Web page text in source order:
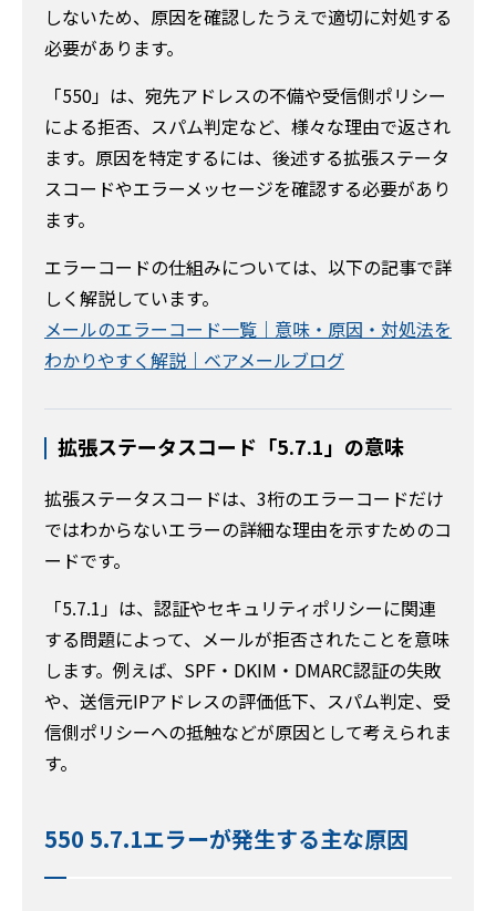
しないため、原因を確認したうえで適切に対処する
必要があります。
「550」は、宛先アドレスの不備や受信側ポリシー
による拒否、スパム判定など、様々な理由で返され
ます。原因を特定するには、後述する拡張ステータ
スコードやエラーメッセージを確認する必要があり
ます。
エラーコードの仕組みについては、以下の記事で詳
しく解説しています。
メールのエラーコード一覧｜意味・原因・対処法を
わかりやすく解説｜ベアメールブログ
拡張ステータスコード「5.7.1」の意味
拡張ステータスコードは、3桁のエラーコードだけ
ではわからないエラーの詳細な理由を示すためのコ
ードです。
「5.7.1」は、認証やセキュリティポリシーに関連
する問題によって、メールが拒否されたことを意味
します。例えば、SPF・DKIM・DMARC認証の失敗
や、送信元IPアドレスの評価低下、スパム判定、受
信側ポリシーへの抵触などが原因として考えられま
す。
550 5.7.1エラーが発生する主な原因